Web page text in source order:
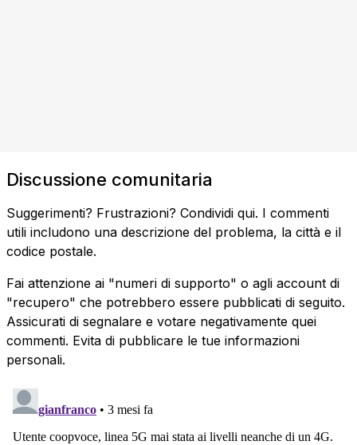
Discussione comunitaria
Suggerimenti? Frustrazioni? Condividi qui. I commenti
utili includono una descrizione del problema, la città e il
codice postale.
Fai attenzione ai "numeri di supporto" o agli account di
"recupero" che potrebbero essere pubblicati di seguito.
Assicurati di segnalare e votare negativamente quei
commenti. Evita di pubblicare le tue informazioni
personali.